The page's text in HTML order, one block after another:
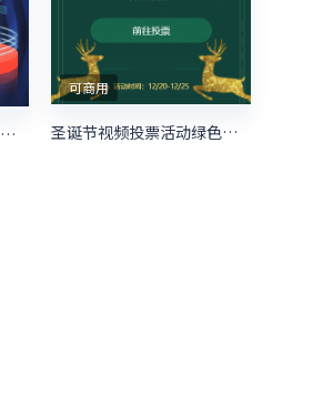
蓝色商务风格汽车行业夏季购物节照片投票活动
可商用
圣诞节视频投票活动绿色简约风格投票活动